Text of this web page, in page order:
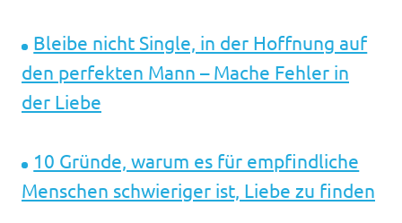
Bleibe nicht Single, in der Hoffnung auf
den perfekten Mann – Mache Fehler in
der Liebe
10 Gründe, warum es für empfindliche
Menschen schwieriger ist, Liebe zu finden